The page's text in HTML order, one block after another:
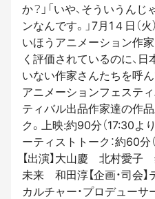
か？」「いや、そういうん
ンなんです。」7月1４日（
いほうアニメーション作
く評価されているのに、
いない作家さんたちを呼
アニメーションフェステ
ティバル出品作家達の作
ク。上映:約90分（17:30
ーティストトーク：約60分
【出演】大山慶 北村愛
未来 和田淳【企画・司会
カルチャー・プロデューサ